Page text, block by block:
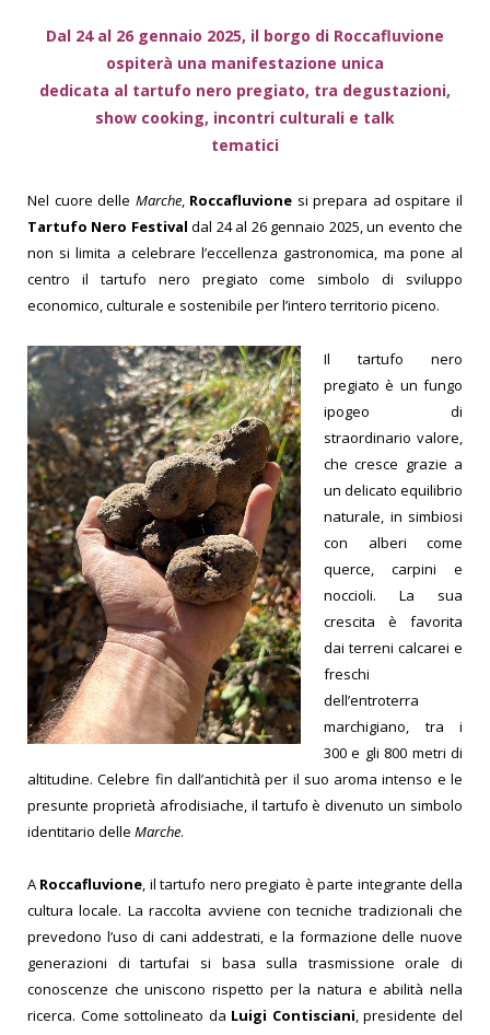
Dal 24 al 26 gennaio 2025, il borgo di Roccafluvione
ospiterà una manifestazione unica
dedicata al tartufo nero pregiato, tra degustazioni,
show cooking, incontri culturali e talk
tematici
Nel cuore delle Marche, Roccafluvione si prepara ad ospitare il
Tartufo Nero Festivaldal 24 al 26 gennaio 2025, un evento che
non si limita a celebrare l’eccellenza gastronomica, ma pone al
centro il tartufo nero pregiato come simbolo di sviluppo
economico, culturale e sostenibile per l’intero territorio piceno.
Il tartufo nero
pregiato è un fungo
ipogeo di
straordinario valore,
che cresce grazie a
un delicato equilibrio
naturale, in simbiosi
con alberi come
querce, carpini e
noccioli. La sua
crescita è favorita
dai terreni calcarei e
freschi
dell’entroterra
marchigiano, tra i
300 e gli 800 metri di
altitudine. Celebre fin dall’antichità per il suo aroma intenso e le
presunte proprietà afrodisiache, il tartufo è divenuto un simbolo
identitario delle Marche.
A Roccafluvione, il tartufo nero pregiato è parte integrante della
cultura locale. La raccolta avviene con tecniche tradizionali che
prevedono l’uso di cani addestrati, e la formazione delle nuove
generazioni di tartufai si basa sulla trasmissione orale di
conoscenze che uniscono rispetto per la natura e abilità nella
ricerca. Come sottolineato da Luigi Contisciani, presidente del